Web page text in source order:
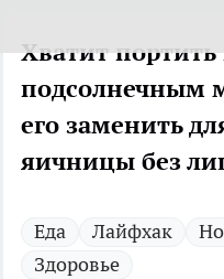
Хватит
подсолнечным
его заменить
яичницы без
Еда Лайфхак
Здоровье